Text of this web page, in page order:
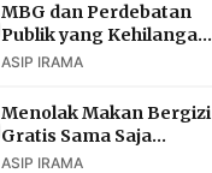
MBG dan Perdebatan
Publik yang Kehilangan
Argumen
ASIP IRAMA
Menolak Makan Bergizi
Gratis Sama Saja
Menolak Masa Depan
ASIP IRAMA